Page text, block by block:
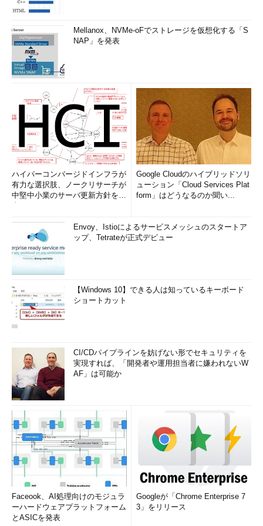
Mellanox、NVMe-oFでストレージを仮想化する「S
NAP」を発表
ハイパーコンバージドインフラが
有力な選択肢、ノークリサーチが
中堅中小業のサーバ更新方針を調
Google Cloudのハイブリッドソリ
ューション「Cloud Services Plat
form」はどうなるのか聞い...
Envoy、Istioによるサービスメッシュのスタートア
ップ、Tetrateが正式デビュー
【Windows 10】できる人は知っているキーボード
ショートカット
CI/CDパイプラインを妨げない形でセキュリティを
実現すれば、「開発者や運用担当者に嫌われないW
AF」は可能か
Faceook、AI処理向けのモジュラ
ーハードウェアプラットフォーム
とASICを発表
Googleが「Chrome Enterprise 7
3」をリリース